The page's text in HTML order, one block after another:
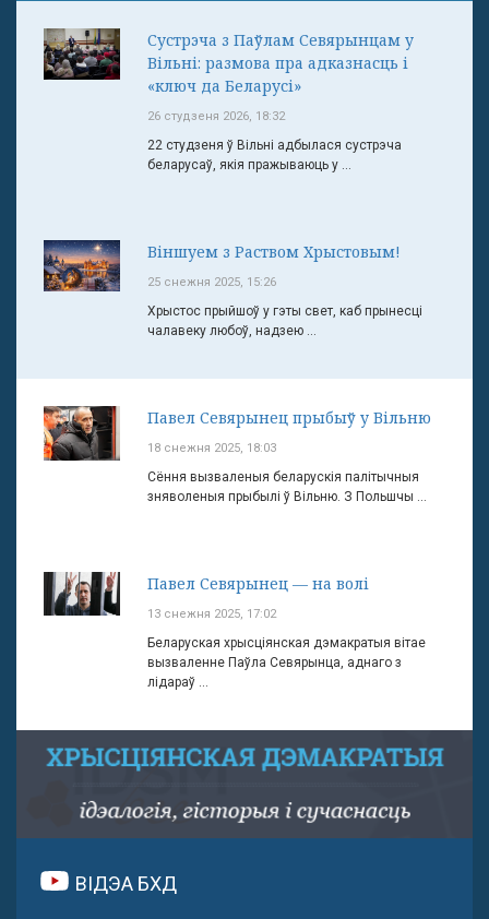
Сустрэча з Паўлам Севярынцам у
Вільні: размова пра адказнасць і
«ключ да Беларусі»
26 студзеня 2026, 18:32
22 студзеня ў Вільні адбылася сустрэча
беларусаў, якія пражываюць у ...
Віншуем з Раством Хрыстовым!
25 снежня 2025, 15:26
Хрыстос прыйшоў у гэты свет, каб прынесці
чалавеку любоў, надзею ...
Павел Севярынец прыбыў у Вільню
18 снежня 2025, 18:03
Сёння вызваленыя беларускія палітычныя
зняволеныя прыбылі ў Вільню. З Польшчы ...
Павел Севярынец — на волі
13 снежня 2025, 17:02
Беларуская хрысціянская дэмакратыя вітае
вызваленне Паўла Севярынца, аднаго з
лідараў ...
ВІДЭА БХД